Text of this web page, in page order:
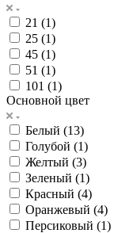
21 (1)
25 (1)
45 (1)
51 (1)
101 (1)
Основной цвет
Белый (13)
Голубой (1)
Желтый (3)
Зеленый (1)
Красный (4)
Оранжевый (4)
Персиковый (1)